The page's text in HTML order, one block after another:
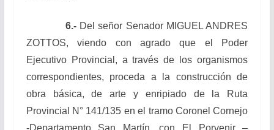
6.-Del señor Senador MIGUEL ANDRES
ZOTTOS, viendo con agrado que el Poder
Ejecutivo Provincial, a través de los organismos
correspondientes, proceda a la construcción de
obra básica, de arte y enripiado de la Ruta
Provincial N° 141/135 en el tramo Coronel Cornejo
-Departamento San Martín, con El Porvenir –